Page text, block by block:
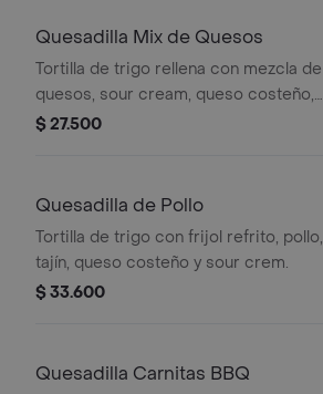
Quesadilla Mix de Quesos
Tortilla de trigo rellena con mezcla de
quesos, sour cream, queso costeño,
tajín y cilantro.
$ 27.500
Quesadilla de Pollo
Tortilla de trigo con frijol refrito, pollo,
tajín, queso costeño y sour crem.
$ 33.600
Quesadilla Carnitas BBQ